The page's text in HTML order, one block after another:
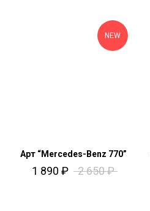
NEW
Арт “Mercedes-Benz 770”
1 890 ₽ 2 650₽